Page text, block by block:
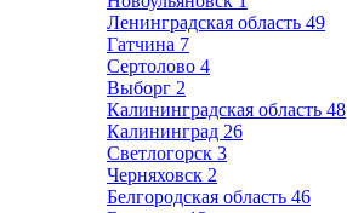
Ленинградская область 49
Гатчина 7
Сертолово 4
Выборг 2
Калининградская область 48
Калининград 26
Светлогорск 3
Черняховск 2
Белгородская область 46